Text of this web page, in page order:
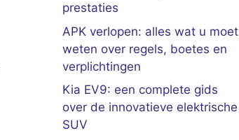
prestaties
APK verlopen: alles wat u moet
weten over regels, boetes en
verplichtingen
Kia EV9: een complete gids
over de innovatieve elektrische
SUV